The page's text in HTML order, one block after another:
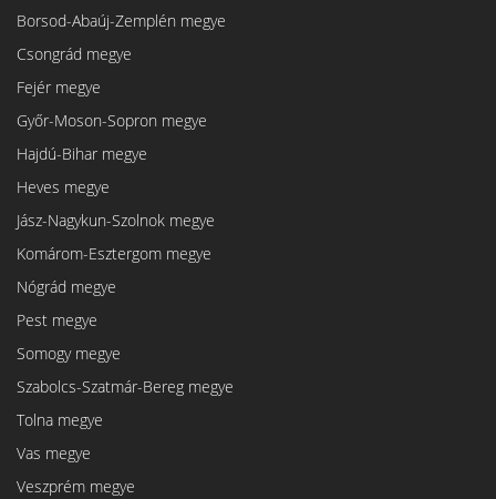
Borsod-Abaúj-Zemplén megye
Csongrád megye
Fejér megye
Győr-Moson-Sopron megye
Hajdú-Bihar megye
Heves megye
Jász-Nagykun-Szolnok megye
Komárom-Esztergom megye
Nógrád megye
Pest megye
Somogy megye
Szabolcs-Szatmár-Bereg megye
Tolna megye
Vas megye
Veszprém megye